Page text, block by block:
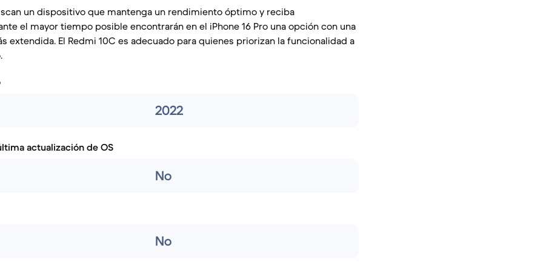
un dispositivo que mantenga un rendimiento óptimo y reciba
el mayor tiempo posible encontrarán en el iPhone 16 Pro una opción con una
extendida. El Redmi 10C es adecuado para quienes priorizan la funcionalidad a
2022
actualización de OS
No
No